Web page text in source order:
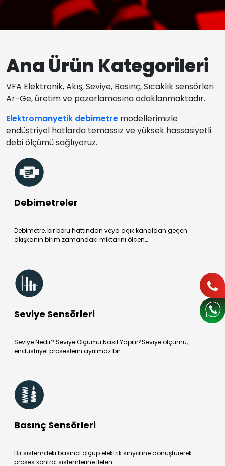
Ana Ürün Kategorileri
VFA Elektronik, Akış, Seviye, Basınç, Sıcaklık sensörleri
Ar-Ge, üretim ve pazarlamasına odaklanmaktadır.
Elektromanyetik debimetre modellerimizle
endüstriyel hatlarda temassız ve yüksek hassasiyetli
debi ölçümü sağlıyoruz.
Debimetreler
Debimetre, bir boru hattından veya açık kanaldan geçen
akışkanın birim zamandaki miktarını ölçen…
Seviye Sensörleri
Seviye Nedir? Seviye Ölçümü Nasıl Yapılır?Seviye ölçümü,
endüstriyel proseslerin ayrılmaz bir…
Basınç Sensörleri
Bir sistemdeki basıncı ölçüp elektrik sinyaline dönüştürerek
proses kontrol sistemlerine ileten…